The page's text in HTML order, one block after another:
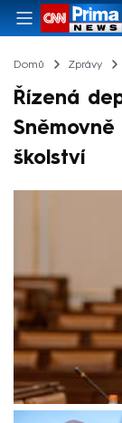
Domů Zprávy
Řízená
školství